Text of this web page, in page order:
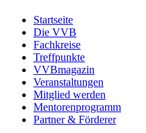
Startseite
Die VVB
Fachkreise
Treffpunkte
VVBmagazin
Veranstaltungen
Mitglied werden
Mentorenprogramm
Partner & Förderer